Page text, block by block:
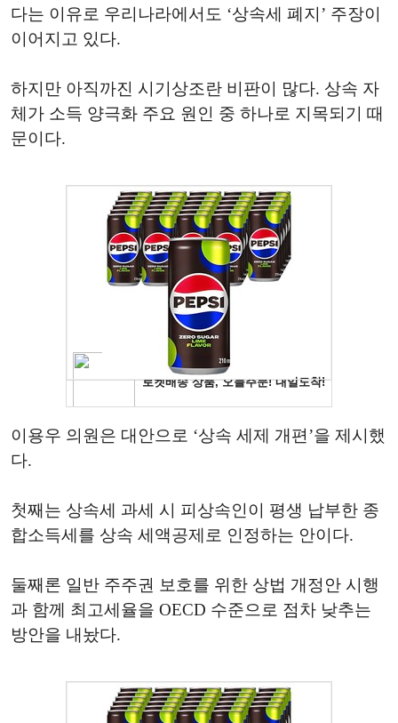
다는 이유로 우리나라에서도 ‘상속세 폐지’ 주장이
이어지고 있다.
하지만 아직까진 시기상조란 비판이 많다. 상속 자
체가 소득 양극화 주요 원인 중 하나로 지목되기 때
문이다.
이용우 의원은 대안으로 ‘상속 세제 개편’을 제시했
다.
첫째는 상속세 과세 시 피상속인이 평생 납부한 종
합소득세를 상속 세액공제로 인정하는 안이다.
둘째론 일반 주주권 보호를 위한 상법 개정안 시행
과 함께 최고세율을 OECD 수준으로 점차 낮추는
방안을 내놨다.